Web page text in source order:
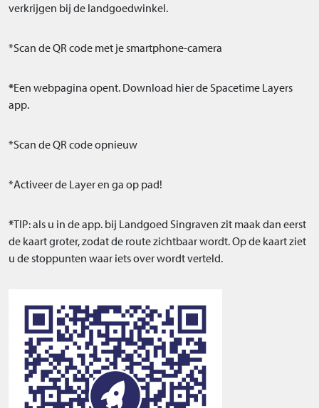
verkrijgen bij de landgoedwinkel.
*Scan de QR code met je smartphone-camera
*Een webpagina opent. Download hier de Spacetime Layers
app.
*Scan de QR code opnieuw
*Activeer de Layer en ga op pad!
*TIP: als u in de app. bij Landgoed Singraven zit maak dan eerst
de kaart groter, zodat de route zichtbaar wordt. Op de kaart ziet
u de stoppunten waar iets over wordt verteld.